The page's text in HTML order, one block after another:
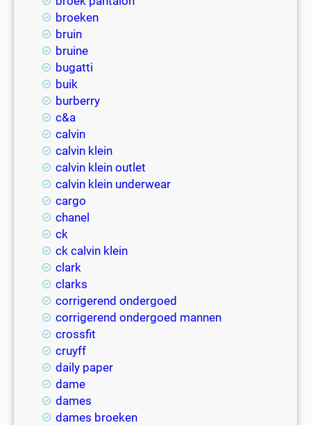
broeken
bruin
bruine
bugatti
buik
burberry
c&a
calvin
calvin klein
calvin klein outlet
calvin klein underwear
cargo
chanel
ck
ck calvin klein
clark
clarks
corrigerend ondergoed
corrigerend ondergoed mannen
crossfit
cruyff
daily paper
dame
dames
dames broeken